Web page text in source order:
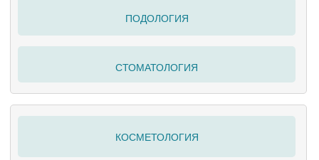
ПОДОЛОГИЯ
СТОМАТОЛОГИЯ
КОСМЕТОЛОГИЯ